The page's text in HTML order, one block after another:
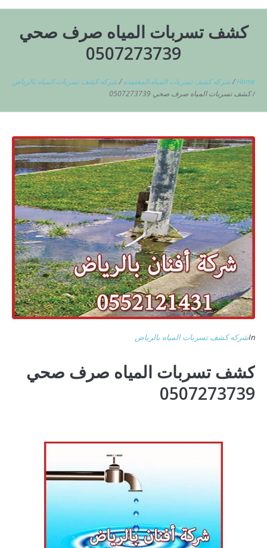
كشف تسربات المياه صرف صحي
0507273739
Home
/شركه كشف تسربات المياه المعتمده /شركه كشف تسربات المياه بالرياض
/كشف تسربات المياه صرف صحي 0507273739
Inشركه كشف تسربات المياه بالرياض
كشف تسربات المياه صرف صحي
0507273739